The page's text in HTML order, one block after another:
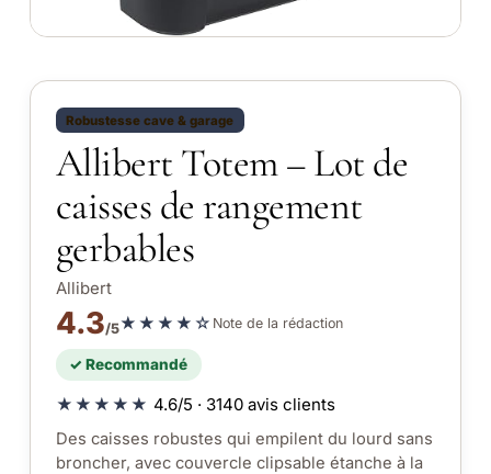
Robustesse cave & garage
Allibert Totem – Lot de
caisses de rangement
gerbables
Allibert
4.3/5★★★★☆ Note de la rédaction
✓ Recommandé
★★★★★ 4.6/5 · 3140 avis clients
Des caisses robustes qui empilent du lourd sans
broncher, avec couvercle clipsable étanche à la